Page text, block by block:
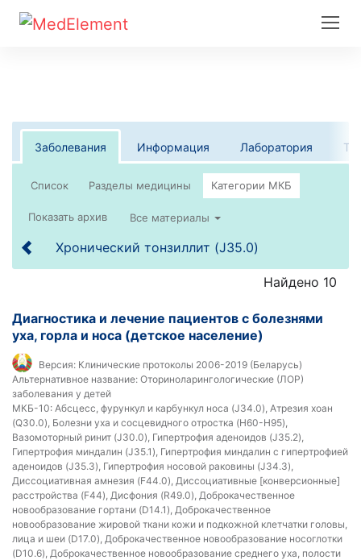
Заболевания Информация Лаборатория
Список
Все материалы
Хронический тонзиллит (J35.0)
Найдено 10
Диагностика и лечение пациентов с болезнями
уха, горла и носа (детское население)
Версия: Клинические протоколы 2006-2019 (Беларусь)
Альтернативное название: Оториноларингологические (ЛОР)
заболевания у детей
МКБ-10: Абсцесс, фурункул и карбункул носа (J34.0), Атрезия хоан
(Q30.0), Болезни уха и сосцевидного отростка (H60-H95),
Вазомоторный ринит (J30.0), Гипертрофия аденоидов (J35.2),
Гипертрофия миндалин (J35.1), Гипертрофия миндалин с гипертрофией
аденоидов (J35.3), Гипертрофия носовой раковины (J34.3),
Диссоциативная амнезия (F44.0), Диссоциативные [конверсионные]
расстройства (F44), Дисфония (R49.0), Доброкачественное
новообразование гортани (D14.1), Доброкачественное
новообразование жировой ткани кожи и подкожной клетчатки головы,
лица и шеи (D17.0), Доброкачественное новообразование носоглотки
(D10.6), Доброкачественное новообразование среднего уха, полости